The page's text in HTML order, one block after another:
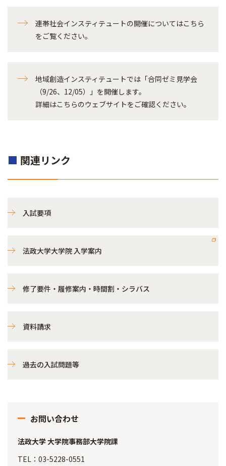
連帯社会インスティテュートの開催についてはこちら
をご覧ください。
地域創造インスティテュートでは「合同ゼミ見学会
（9/26、12/05）」を開催します。
詳細はこちらのウェブサイトをご確認ください。
■ 関連リンク
入試要項
法政大学大学院 入学案内
修了要件・履修案内・時間割・シラバス
資料請求
過去の入試問題等
お問い合わせ
法政大学 大学院事務部大学院課
TEL：03-5228-0551